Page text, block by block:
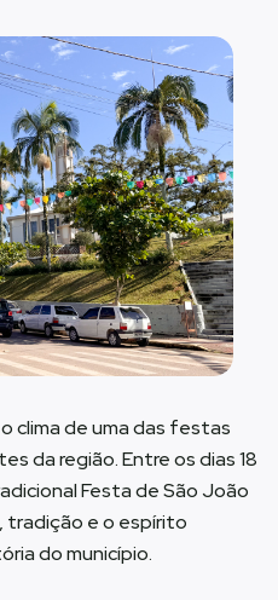
clima de uma das festas
da região. Entre os dias 18
Festa de São João
tradição e o espírito
do município.